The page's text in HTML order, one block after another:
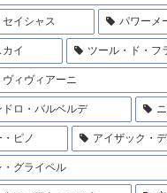
イシャス パワーメ
イ ツール・ド・フ
ヴィヴィアーニ
ドロ・バルベルデ
ピノ アイザック・
・グライペル